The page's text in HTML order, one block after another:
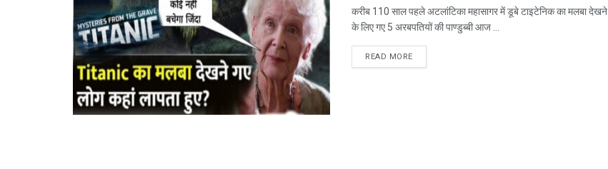
करीब 110 साल पहले अटलांटिका महासागर में डूबे टाइटेनिक का मलबा देखने
के लिए गए 5 अरबपतियों की पाण्डुब्बी आज ...
READ MORE